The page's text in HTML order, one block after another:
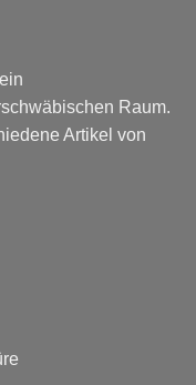
Raum.
Artikel von